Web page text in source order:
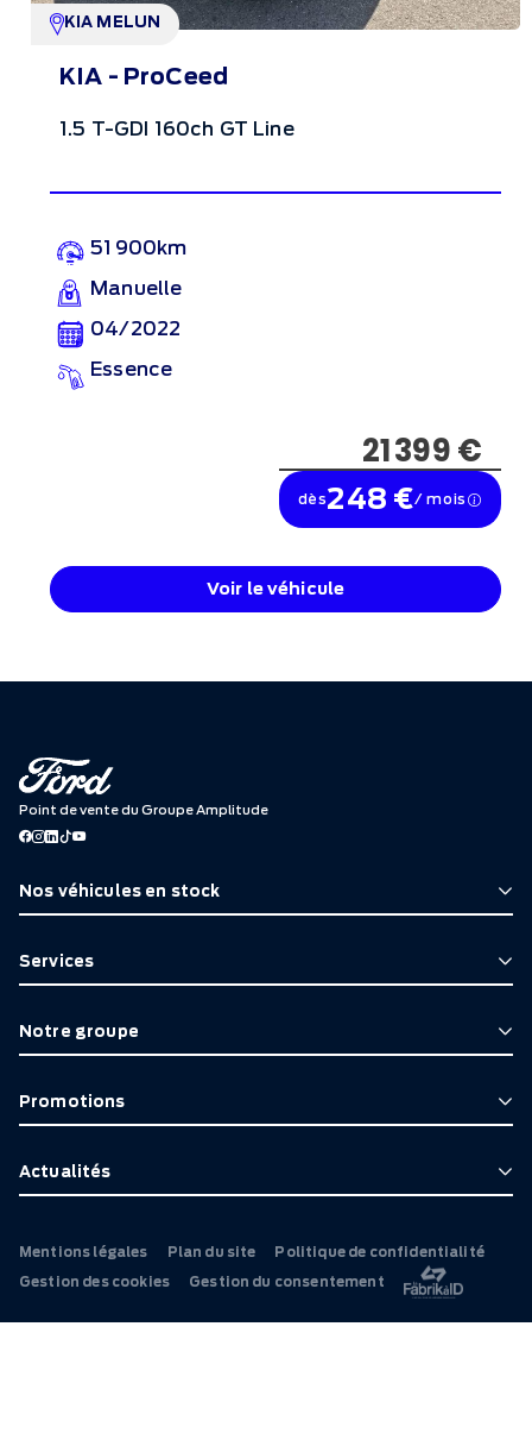
KIA MELUN
KIA - ProCeed
1.5 T-GDI 160ch GT Line
51 900km
Manuelle
04/2022
Essence
21 399 €
dès248 €/ mois
Voir le véhicule
Point de vente du Groupe Amplitude
Nos véhicules en stock
Services
Notre groupe
Promotions
Actualités
Mentions légales Plan du site
Politique de confidentialité
Gestion des cookies
Gestion du consentement